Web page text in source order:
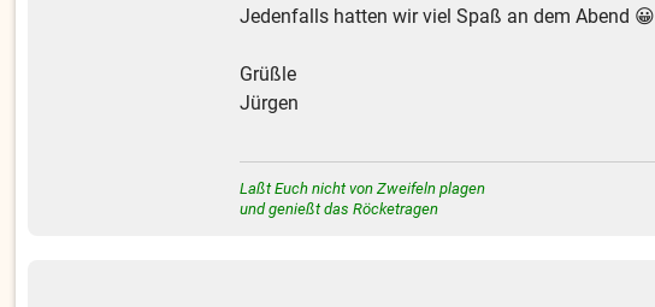
Jedenfalls hatten wir viel Spaß an dem Abend 😀
Grüßle
Jürgen
Laßt Euch nicht von Zweifeln plagen
und genießt das Röcketragen